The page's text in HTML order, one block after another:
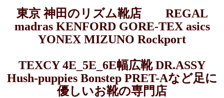
東京 神田のリズム靴店 REGAL
madras KENFORD GORE-TEX asics
YONEX MIZUNO Rockport
TEXCY 4E_5E_6E幅広靴 DR.ASSY
Hush-puppies Bonstep PRET-Aなど足に
優しいお靴の専門店